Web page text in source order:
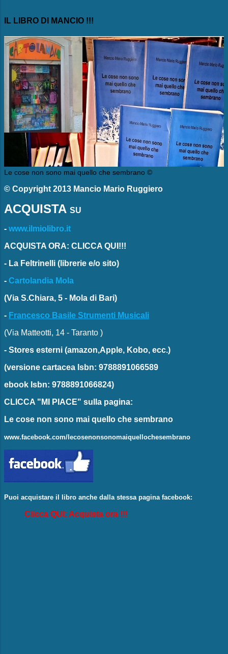
IL LIBRO DI MANCIO !!!
Le cose non sono mai quello che sembrano ©
© Copyright 2013 Mancio Mario Ruggiero
ACQUISTA SU
- www.ilmiolibro.it
ACQUISTA ORA: CLICCA QUI!!!
- La Feltrinelli (librerie e/o sito)
- Cartolandia Mola
(Via S.Chiara, 5 - Mola di Bari)
- Francesco Basile Strumenti Musicali
(Via Matteotti, 14 - Taranto )
- Stores esterni (amazon,Apple, Kobo, ecc.)
(versione cartacea Isbn: 9788891066589
ebook Isbn: 9788891066824)
CLICCA "MI PIACE" sulla pagina:
Le cose non sono mai quello che sembrano
www.facebook.com/lecosenonsonomaiquellochesembrano
Puoi acquistare il libro anche dalla stessa pagina facebook:
Clicca QUI: Acquista ora !!!